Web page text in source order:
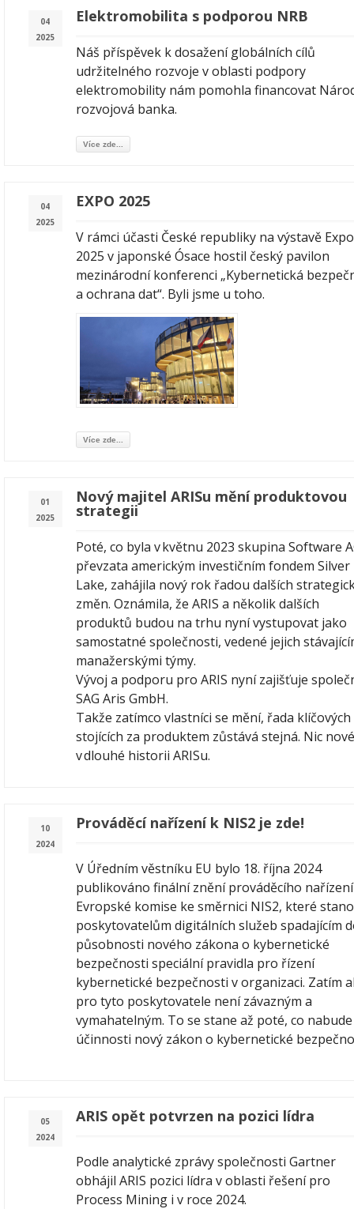
04
2025
Elektromobilita s podporou NRB
Náš příspěvek k dosažení globálních cílů
udržitelného rozvoje v oblasti podpory
elektromobility nám pomohla financovat
rozvojová banka.
Více zde...
04
2025
EXPO 2025
V rámci účasti České republiky na výstavě Expo
2025 v japonské Ósace hostil český pavilon
mezinárodní konferenci „Kybernetická
a ochrana dat“. Byli jsme u toho.
Více zde...
01
2025
Nový majitel ARISu mění produktovou
strategii
Poté, co byla v květnu 2023 skupina Software
převzata americkým investičním fondem Silver
Lake, zahájila nový rok řadou dalších
změn. Oznámila, že ARIS a několik dalších
produktů budou na trhu nyní vystupovat jako
samostatné společnosti, vedené jejich
manažerskými týmy.
Vývoj a podporu pro ARIS nyní zajišťuje
SAG Aris GmbH.
Takže zatímco vlastníci se mění, řada
stojících za produktem zůstává stejná. Nic
v dlouhé historii ARISu.
10
2024
Prováděcí nařízení k NIS2 je zde!
V Úředním věstníku EU bylo 18. října 2024
publikováno finální znění prováděcího nařízení
Evropské komise ke směrnici NIS2, které
poskytovatelům digitálních služeb spadajícím
působnosti nového zákona o kybernetické
bezpečnosti speciální pravidla pro řízení
kybernetické bezpečnosti v organizaci. Zatím
pro tyto poskytovatele není závazným a
vymahatelným. To se stane až poté, co nabude
účinnosti nový zákon o kybernetické
05
2024
ARIS opět potvrzen na pozici lídra
Podle analytické zprávy společnosti Gartner
obhájil ARIS pozici lídra v oblasti řešení pro
Process Mining i v roce 2024.